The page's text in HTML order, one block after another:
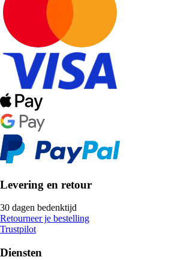
Levering en retour
30 dagen bedenktijd
Retourneer je bestelling
Trustpilot
Diensten